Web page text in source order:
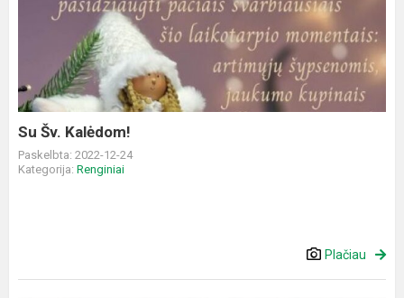
Kalėdom!
Su Šv. Kalėdom!
Paskelbta: 2022-12-24
Kategorija: Renginiai
Plačiau